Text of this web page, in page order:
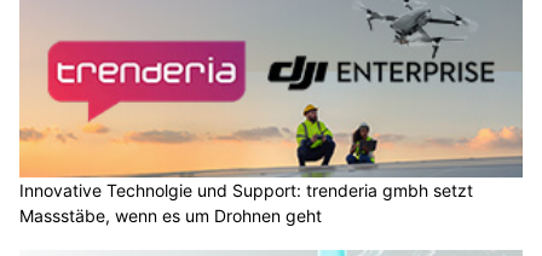
Innovative Technolgie und Support: trenderia gmbh setzt
Massstäbe, wenn es um Drohnen geht